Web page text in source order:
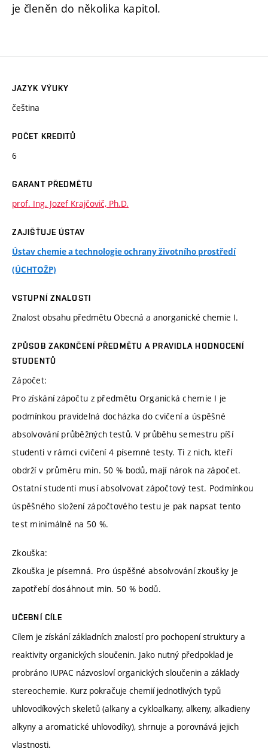
je členěn do několika kapitol.
JAZYK VÝUKY
čeština
POČET KREDITŮ
6
GARANT PŘEDMĚTU
prof. Ing. Jozef Krajčovič, Ph.D.
ZAJIŠŤUJE ÚSTAV
Ústav chemie a technologie ochrany životního prostředí
(ÚCHTOŽP)
VSTUPNÍ ZNALOSTI
Znalost obsahu předmětu Obecná a anorganické chemie I.
ZPŮSOB ZAKONČENÍ PŘEDMĚTU A PRAVIDLA HODNOCENÍ
STUDENTŮ
Zápočet:
Pro získání zápočtu z předmětu Organická chemie I je
podmínkou pravidelná docházka do cvičení a úspěšné
absolvování průběžných testů. V průběhu semestru píší
studenti v rámci cvičení 4 písemné testy. Ti z nich, kteří
obdrží v průměru min. 50 % bodů, mají nárok na zápočet.
Ostatní studenti musí absolvovat zápočtový test. Podmínkou
úspěšného složení zápočtového testu je pak napsat tento
test minimálně na 50 %.
Zkouška:
Zkouška je písemná. Pro úspěšné absolvování zkoušky je
zapotřebí dosáhnout min. 50 % bodů.
UČEBNÍ CÍLE
Cílem je získání základních znalostí pro pochopení struktury a
reaktivity organických sloučenin. Jako nutný předpoklad je
probráno IUPAC názvosloví organických sloučenin a základy
stereochemie. Kurz pokračuje chemií jednotlivých typů
uhlovodíkových skeletů (alkany a cykloalkany, alkeny, alkadieny
alkyny a aromatické uhlovodíky), shrnuje a porovnává jejich
vlastnosti.